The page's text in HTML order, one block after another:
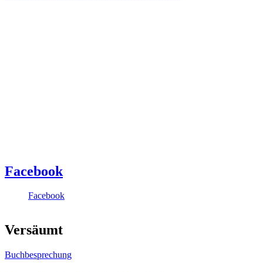
Facebook
Facebook
Versäumt
Buchbesprechung